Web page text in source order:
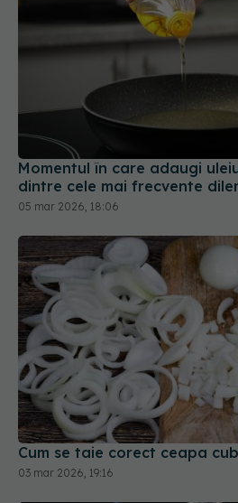
Momentul în care adaugi
dintre cele mai frecvente
05 mar 2026, 18:06
Cum se taie corect ceapa
03 mar 2026, 19:16